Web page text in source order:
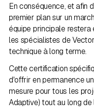
En conséquence, et afin
premier plan sur un
équipe principale
les spécialistes de
technique à long terme.
Cette certification
d'offrir en permanence
mesure pour tous les
Adaptive) tout au long